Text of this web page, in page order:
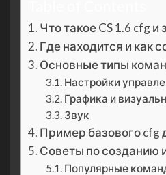
Что такое CS 1.6 cfg
Где находится и как
Основные типы
Настройки
Графика и
Звук
Пример базового cfg
Советы по созданию
Популярные